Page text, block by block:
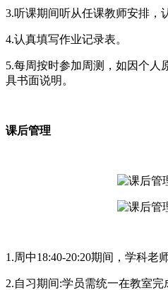
3.听课期间听从任课教师安排，
4.认真填写作业记录表。
5.每周按时参加周测，如因个人
具书面说明。
课后管理
1.周中18:40-20:20期间，学科老
2.自习期间:学员需统一在教室完